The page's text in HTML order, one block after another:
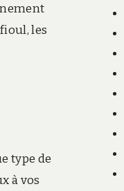
les
type de
à vos